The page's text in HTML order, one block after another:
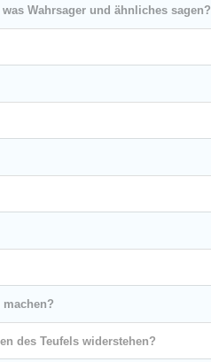
Wahrsager und ähnliches sagen?
des Teufels widerstehen?